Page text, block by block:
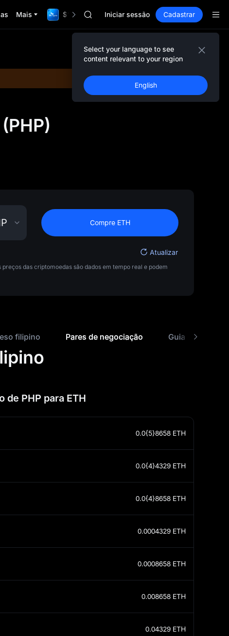
Mais $1,000,000 TradFi Gala
HFT
Unitree Future Now Live
SKYAI
HFT
UNITREE
Iniciar sessão Cadastrar
Select your language to see
content relevant to your region
English
Compre ETH
Atualizar
das criptomoedas são dados em tempo real e podem
filipino Pares de negociação Guia de compra
de PHP para ETH
0.0{5}8658 ETH
0.0{4}4329 ETH
0.0{4}8658 ETH
0.0004329 ETH
0.0008658 ETH
0.008658 ETH
0.04329 ETH